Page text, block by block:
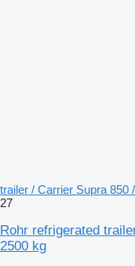
trailer / Carrier Supra 850
27
Rohr refrigerated
2500 kg